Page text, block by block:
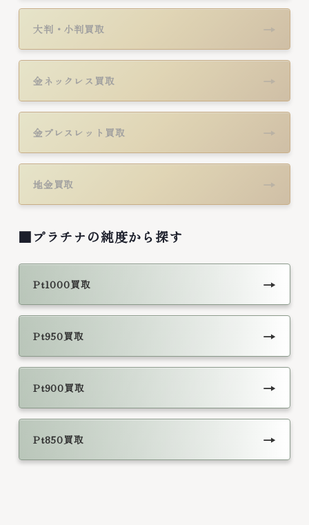
大判・小判買取 →
金ネックレス買取 →
金ブレスレット買取 →
地金買取 →
■プラチナの純度から探す
Pt1000買取 →
Pt950買取 →
Pt900買取 →
Pt850買取 →